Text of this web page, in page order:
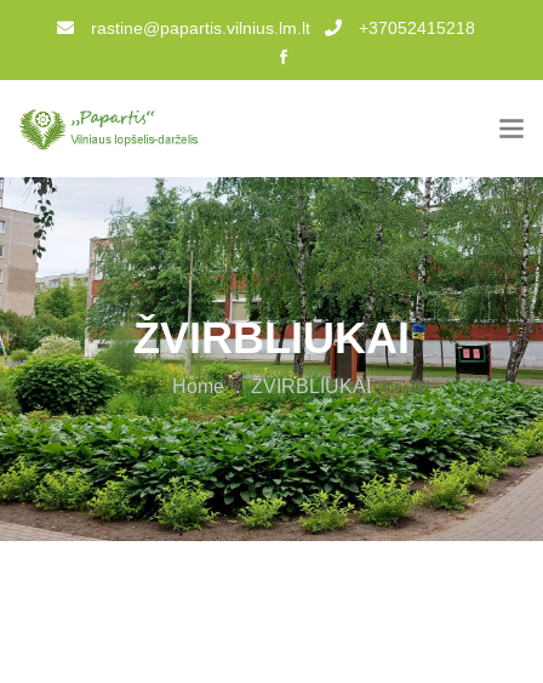
rastine@papartis.vilnius.lm.lt +37052415218
ŽVIRBLIUKAI
Home . ŽVIRBLIUKAI